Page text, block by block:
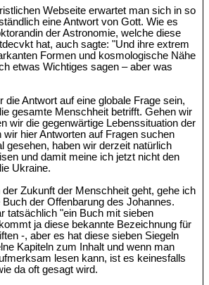
Webseite erwartet man sich in so
eine Antwort von Gott. Wie es
der Astronomie, welche diese
hat, auch sagte: "Und ihre extrem
Formen und kosmologische Nähe
etwas Wichtiges sagen – aber was
die Antwort auf eine globale Frage sein,
gesamte Menschheit betrifft. Gehen wir
wir die gegenwärtige Lebenssituation der
wir hier Antworten auf Fragen suchen
gesehen, haben wir derzeit natürlich
und damit meine ich jetzt nicht den
Ukraine.
Zukunft der Menschheit geht, gehe ich
der Offenbarung des Johannes.
tatsächlich "ein Buch mit sieben
ja diese bekannte Bezeichnung für
-, aber es hat diese sieben Siegeln
Kapiteln zum Inhalt und wenn man
lesen kann, ist es keinesfalls
da oft gesagt wird.